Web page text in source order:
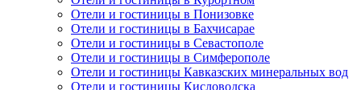
Отели и гостиницы в Понизовке
Отели и гостиницы в Бахчисарае
Отели и гостиницы в Севастополе
Отели и гостиницы в Симферополе
Отели и гостиницы Кавказских минеральных вод
Отели и гостиницы Кисловодска